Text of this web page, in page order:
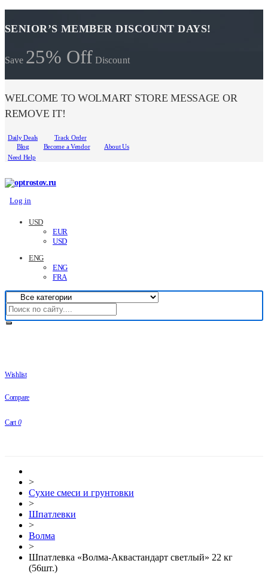
SENIOR’S MEMBER DISCOUNT DAYS!
Save 25% Off Discount
WELCOME TO WOLMART STORE MESSAGE OR
REMOVE IT!
Daily Deals
Track Order
Blog
Become a Vendor
About Us
Need Help
Log in
USD
EUR
USD
ENG
ENG
FRA
Wishlist
Compare
Cart 0
>
Сухие смеси и грунтовки
>
Шпатлевки
>
Волма
>
Шпатлевка «Волма-Аквастандарт светлый» 22 кг
(56шт.)